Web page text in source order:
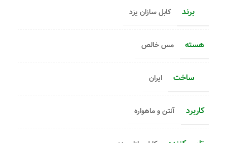
برند کابل سازان یزد
هسته مس خالص
ساخت ایران
کاربرد آنتن و ماهواره